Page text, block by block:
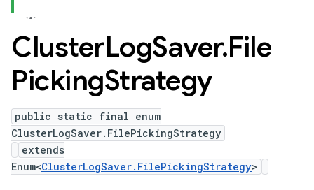
ClusterLogSaver.File
PickingStrategy
public static final enum
ClusterLogSaver.FilePickingStrategy
extends
Enum<ClusterLogSaver.FilePickingStrategy>